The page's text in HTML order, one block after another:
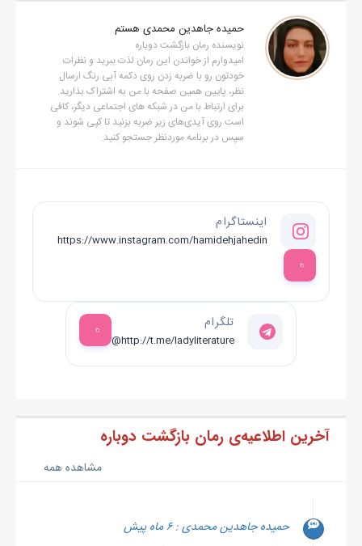
شده است.
همه چیز داشت کم‌کم به وضع عادی بر می‌گشت؛ قیافه‌ ها از نگرانی در
می‌آمد، قلب ها آرام می
گرفت، اشک‌ ها پاک می‌شد و از سر و صدا ها
و ناله‌ ها هم، دیگر خبری نبود... من هم در تلاش بودم تا قلبم را آرام‌
کنم. چند نفس عمیق کشیدم و سعی کردم ضربان
تا اینکه ..........
آخرین پزشک
از اتاق عمل بیرون آمد.
حمیده جاهدین محمدی هستم
نویسنده رمان بازگشت دوباره
امیدوارم از خواندن این رمان لذت ببرید و نظرات
خودتون رو با ضربه زدن روی دکمه آبی رنگ ارسال
نظر، پایین همین صفحه با من به اشتراک بذارید.
برای ارتباط با من در شبکه های اجتماعی دیگر، کافی
است روی آیدی‌های زیر ضربه بزنید تا کپی شوند و
سپس در برنامه موردنظر جستجو کنید.
اینستاگرام
https://www.instagram.com/hamidehjahedin
تلگرام
@http://t.me/ladyliterature
آخرین اطلاعیه‌ی رمان بازگشت دوباره
مشاهده همه
حمیده جاهدین محمدی : ۶ ماه پیش